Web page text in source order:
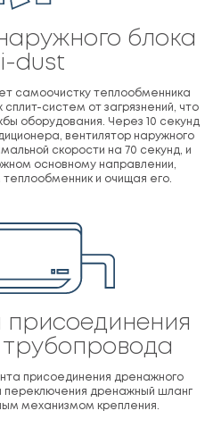
блока
dust
самоочистку теплообменника
систем от загрязнений, что
оборудования. Через 10 секунд
вентилятор наружного
скорости на 70 секунд, и
основному направлении,
и очищая его.
присоединения дренажного
переключения дренажный шланг
механизмом крепления.